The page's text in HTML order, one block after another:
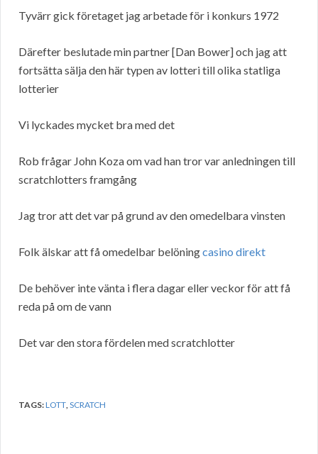
Tyvärr gick företaget jag arbetade för i konkurs 1972
Därefter beslutade min partner [Dan Bower] och jag att
fortsätta sälja den här typen av lotteri till olika statliga
lotterier
Vi lyckades mycket bra med det
Rob frågar John Koza om vad han tror var anledningen till
scratchlotters framgång
Jag tror att det var på grund av den omedelbara vinsten
Folk älskar att få omedelbar belöningcasino direkt
De behöver inte vänta i flera dagar eller veckor för att få
reda på om de vann
Det var den stora fördelen med scratchlotter
TAGS:LOTT,SCRATCH